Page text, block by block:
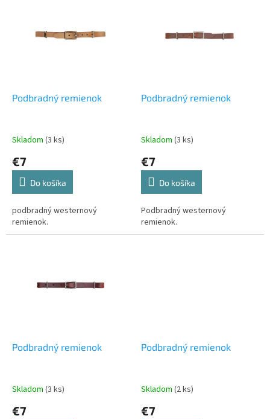
Podbradný remienok
Skladom (3 ks)
€7
Do košíka
podbradný westernový
remienok.
Podbradný remienok
Skladom (3 ks)
€7
Do košíka
Podbradný westernový
remienok.
Podbradný remienok
Skladom (3 ks)
€7
Podbradný remienok
Skladom (2 ks)
€7